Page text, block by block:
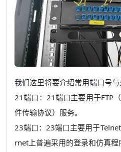
我们这里将要介绍常用端口号
21端口：21端口主要用于FTP
件传输协议）服务。
23端口：23端口主要用于
rnet上普遍采用的登录和仿真程